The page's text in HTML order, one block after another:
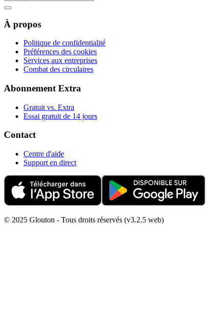
À propos
Politique de confidentialité
Préférences des cookies
Services aux entreprises
Combat des circulaires
Abonnement Extra
Gratuit vs. Extra
Essai gratuit de 14 jours
Contact
Centre d'aide
Support en direct
© 2025 Glouton - Tous droits réservés (v3.2.5 web)